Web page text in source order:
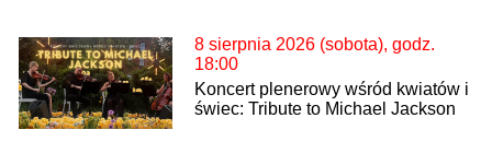
8 sierpnia 2026 (sobota), godz.
18:00
Koncert plenerowy wśród kwiatów i
świec: Tribute to Michael Jackson